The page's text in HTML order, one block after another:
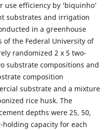
efficiency by ‘biquinho’
substrates and irrigation
in a greenhouse
of the Federal University of
randomized 2 x 5 two-
substrate compositions and
composition
substrate and a mixture
rice husk. The
depths were 25, 50,
holding capacity for each